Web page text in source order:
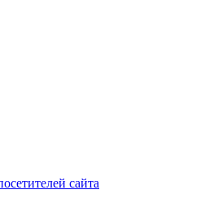
сайта